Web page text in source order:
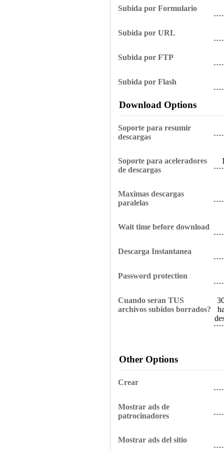
Subida por Formulario
Subida por URL
Subida por FTP
Subida por Flash
Download Options
Soporte para resumir
descargas
Soporte para aceleradores
de descargas
Maximas descargas
paralelas
Wait time before download
Descarga Instantanea
Password protection
Cuando seran TUS
archivos subidos borrados?
Other Options
Crear
Mostrar ads de
patrocinadores
Mostrar ads del sitio